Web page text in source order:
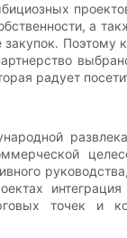
а
Поэтому
радует
точек и